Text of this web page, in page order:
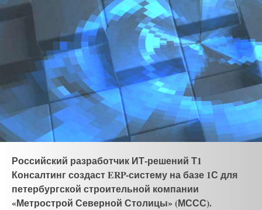
Российский разработчик ИТ-решений Т1
Консалтинг создаст ERP-систему на базе 1С для
петербургской строительной компании
«Метрострой Северной Столицы» (МССС).